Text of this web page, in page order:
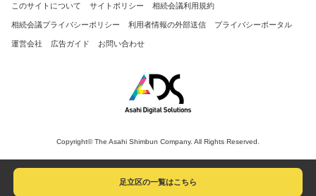
足立区の一覧はこちら
このサイトについて サイトポリシー 相続会議利用規約
相続会議プライバシーポリシー 利用者情報の外部送信 プライバシーポータル
運営会社 広告ガイド お問い合わせ
Copyright© The Asahi Shimbun Company. All Rights Reserved.